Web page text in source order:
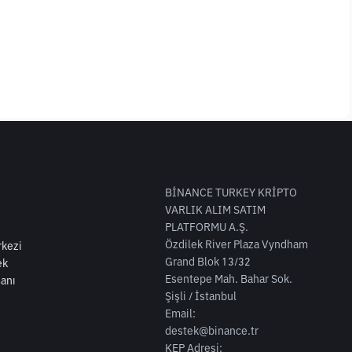
BİNANCE TURKEY KRİPTO
VARLIK ALIM SATIM
PLATFORMU A.Ş.
Özdilek River Plaza Vyndham
Grand Blok 13/32
Esentepe Mah. Bahar Sok.
Şişli / İstanbul
Email:
destek@binance.tr
KEP Adresi: